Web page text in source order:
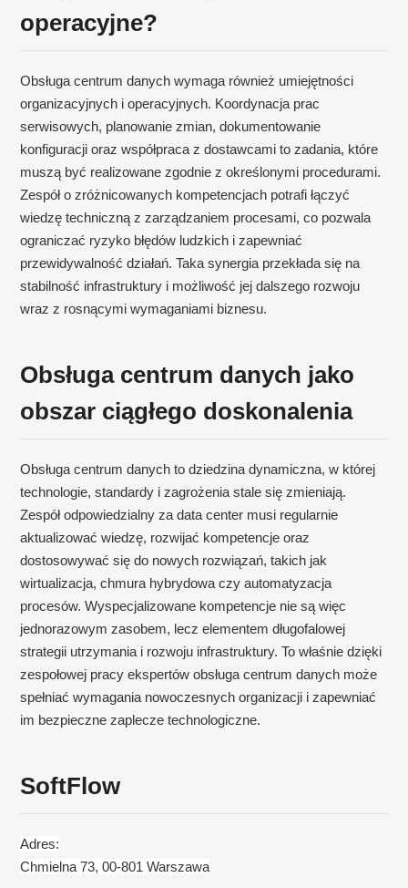
operacyjne?
Obsługa centrum danych wymaga również umiejętności
organizacyjnych i operacyjnych. Koordynacja prac
serwisowych, planowanie zmian, dokumentowanie
konfiguracji oraz współpraca z dostawcami to zadania, które
muszą być realizowane zgodnie z określonymi procedurami.
Zespół o zróżnicowanych kompetencjach potrafi łączyć
wiedzę techniczną z zarządzaniem procesami, co pozwala
ograniczać ryzyko błędów ludzkich i zapewniać
przewidywalność działań. Taka synergia przekłada się na
stabilność infrastruktury i możliwość jej dalszego rozwoju
wraz z rosnącymi wymaganiami biznesu.
Obsługa centrum danych jako
obszar ciągłego doskonalenia
Obsługa centrum danych to dziedzina dynamiczna, w której
technologie, standardy i zagrożenia stale się zmieniają.
Zespół odpowiedzialny za data center musi regularnie
aktualizować wiedzę, rozwijać kompetencje oraz
dostosowywać się do nowych rozwiązań, takich jak
wirtualizacja, chmura hybrydowa czy automatyzacja
procesów. Wyspecjalizowane kompetencje nie są więc
jednorazowym zasobem, lecz elementem długofalowej
strategii utrzymania i rozwoju infrastruktury. To właśnie dzięki
zespołowej pracy ekspertów obsługa centrum danych może
spełniać wymagania nowoczesnych organizacji i zapewniać
im bezpieczne zaplecze technologiczne.
SoftFlow
Adres:
Chmielna 73, 00-801 Warszawa